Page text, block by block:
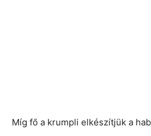
Míg fő a krumpli elkészítjük a